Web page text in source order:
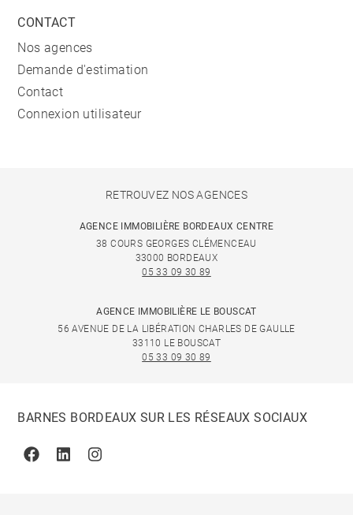
CONTACT
Nos agences
Demande d'estimation
Contact
Connexion utilisateur
RETROUVEZ NOS AGENCES
AGENCE IMMOBILIÈRE BORDEAUX CENTRE
38 COURS GEORGES CLÉMENCEAU
33000 BORDEAUX
05 33 09 30 89
AGENCE IMMOBILIÈRE LE BOUSCAT
56 AVENUE DE LA LIBÉRATION CHARLES DE GAULLE
33110 LE BOUSCAT
05 33 09 30 89
BARNES BORDEAUX SUR LES RÉSEAUX SOCIAUX
FacebookLinkedinInstagram